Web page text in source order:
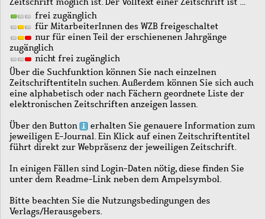
frei zugänglich
für MitarbeiterInnen des WZB freigeschaltet
nur für einen Teil der erschienenen Jahrgänge
zugänglich
nicht frei zugänglich
Über die Suchfunktion können Sie nach einzelnen
Zeitschriftentiteln suchen. Außerdem können Sie sich auch
eine alphabetisch oder nach Fächern geordnete Liste der
elektronischen Zeitschriften anzeigen lassen.
Über den Button
erhalten Sie genauere Information zum
jeweiligen E-Journal. Ein Klick auf einen Zeitschriftentitel
führt direkt zur Webpräsenz der jeweiligen Zeitschrift.
In einigen Fällen sind Login-Daten nötig, diese finden Sie
unter dem Readme-Link neben dem Ampelsymbol.
Bitte beachten Sie die Nutzungsbedingungen des
Verlags/Herausgebers.